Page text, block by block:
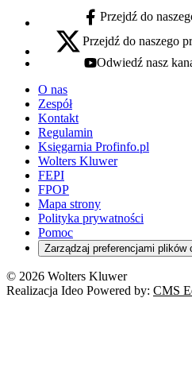
facebook - otwiera się w
Przejdź do
x - otwiera się w nowej karcie
Przejdź do naszego
youtube - otwiera się w
Odwiedź nasz
O nas
Zespół
Kontakt
Regulamin
Księgarnia Profinfo.pl
Wolters Kluwer
FEPI
FPOP
Mapa strony
Polityka prywatności
Pomoc
Zarządzaj preferencjami plików
© 2026 Wolters Kluwer
Realizacja Ideo Powered by: CMS